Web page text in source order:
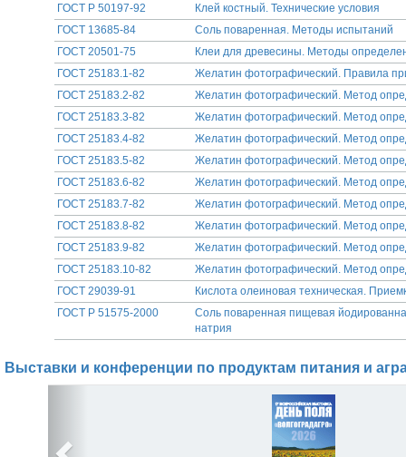
ГОСТ Р 50197-92
Клей костный. Технические условия
ГОСТ 13685-84
Соль поваренная. Методы испытаний
ГОСТ 20501-75
Клеи для древесины. Методы
ГОСТ 25183.1-82
Желатин фотографический. Правила
ГОСТ 25183.2-82
Желатин фотографический. Метод
ГОСТ 25183.3-82
Желатин фотографический. Метод
ГОСТ 25183.4-82
Желатин фотографический. Метод
ГОСТ 25183.5-82
Желатин фотографический. Метод
ГОСТ 25183.6-82
Желатин фотографический. Метод
ГОСТ 25183.7-82
Желатин фотографический. Метод
ГОСТ 25183.8-82
Желатин фотографический. Метод
ГОСТ 25183.9-82
Желатин фотографический. Метод
ГОСТ 25183.10-82
Желатин фотографический. Метод
ГОСТ 29039-91
Кислота олеиновая техническая.
ГОСТ Р 51575-2000
Соль поваренная пищевая
натрия
Выставки и конференции по продуктам питания и